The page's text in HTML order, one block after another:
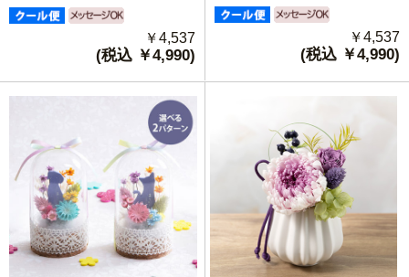
￥4,537
(税込 ￥4,990)
￥4,537
(税込 ￥4,990)